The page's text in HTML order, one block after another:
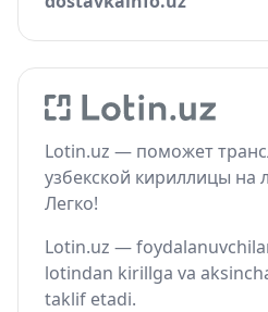
Lotin.uz — поможет
узбекской кириллицы на
Легко!
Lotin.uz —
lotindan kirillga va
taklif etadi.